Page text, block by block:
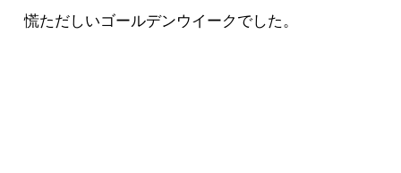
慌ただしいゴールデンウイークでした。